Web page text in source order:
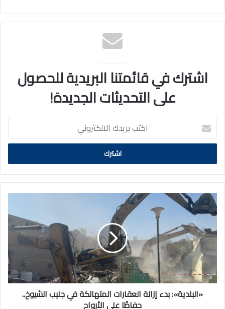
اشترك في قائمتنا البريدية للحصول
على التحديثات الجديدة!
اكتب
بريدك
الالكتروني
«البلدية»:
بدء
إزالة
العقارات
المتهالكة
في
جليب
الشيوخ..
حفاظًا
«البلدية»: بدء إزالة العقارات المتهالكة في جليب الشيوخ..
حفاظًا على الأرواح